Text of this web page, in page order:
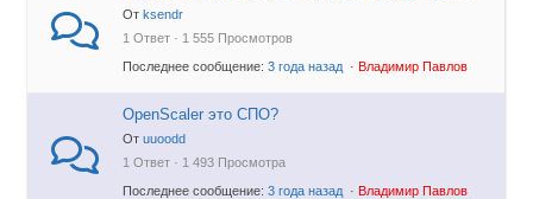
Отksendr
1 Ответ · 1 555 Просмотров
Последнее сообщение:3 года назад ·Владимир Павлов
OpenScaler это СПО?
Отuuoodd
1 Ответ · 1 493 Просмотра
Последнее сообщение:3 года назад · Владимир Павлов